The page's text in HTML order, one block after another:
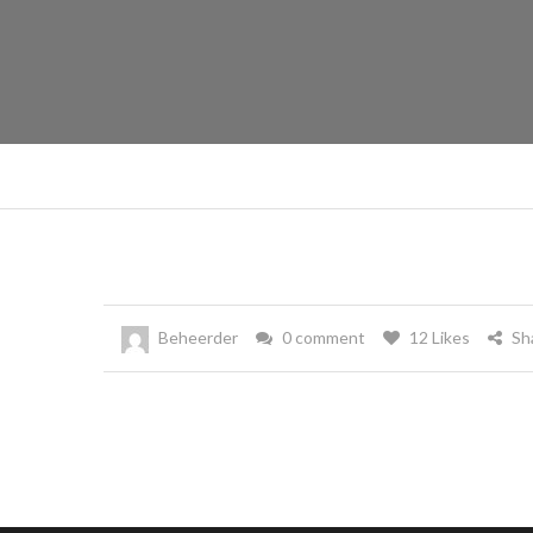
Beheerder 0 comment 12 Likes